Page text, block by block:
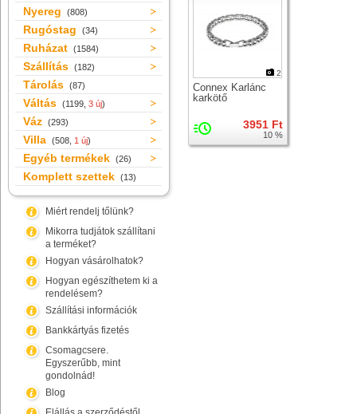
Nyereg (808)
Rugóstag (34)
Ruházat (1584)
Szállítás (182)
Tárolás (87)
Váltás (1199, 3 új)
Váz (293)
Villa (508, 1 új)
Egyéb termékek (26)
Komplett szettek (13)
Miért rendelj tőlünk?
Mikorra tudjátok szállítani
a terméket?
Hogyan vásárolhatok?
Hogyan egészíthetem ki a
rendelésem?
Szállítási információk
Bankkártyás fizetés
Csomagcsere.
Egyszerűbb, mint
gondolnád!
Blog
2
Connex Karlánc
karkötő
3951 Ft
10 %